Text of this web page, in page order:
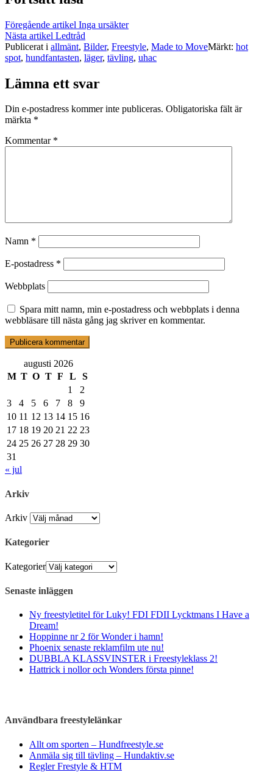
Föregående artikel Inga ursäkter
Nästa artikel Ledtråd
Publicerat i allmänt, Bilder, Freestyle, Made to MoveMärkt: hot
spot, hundfantasten, läger, tävling, uhac
Lämna ett svar
Din e-postadress kommer inte publiceras. Obligatoriska fält är
märkta *
Kommentar *
Namn *
E-postadress *
Webbplats
Spara mitt namn, min e-postadress och webbplats i denna
webbläsare till nästa gång jag skriver en kommentar.
augusti 2026
M T O T F L
S
1
2
3
4 5 6 7 8
9
10 11 12 13 14 15 16
17 18 19 20 21 22 23
24 25 26 27 28 29 30
31
« jul
Arkiv
Arkiv
Kategorier
Kategorier
Senaste inläggen
Ny freestyletitel för Luky! FDI FDII Lycktmans I Have a
Dream!
Hoppinne nr 2 för Wonder i hamn!
Phoenix senaste reklamfilm ute nu!
DUBBLA KLASSVINSTER i Freestyleklass 2!
Hattrick i nollor och Wonders första pinne!
Användbara freestylelänkar
Allt om sporten – Hundfreestyle.se
Anmäla sig till tävling – Hundaktiv.se
Regler Frestyle & HTM